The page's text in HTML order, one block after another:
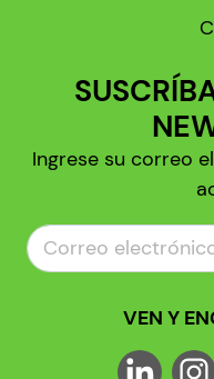
Ingrese su correo
VEN Y